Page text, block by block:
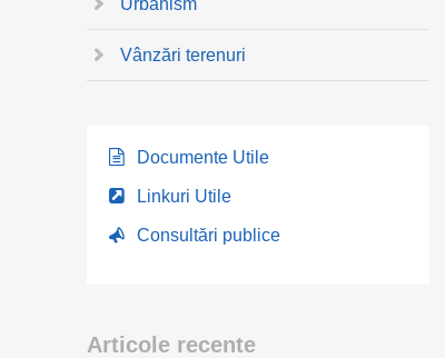
Vânzări terenuri
Documente Utile
Linkuri Utile
Consultări publice
Articole recente